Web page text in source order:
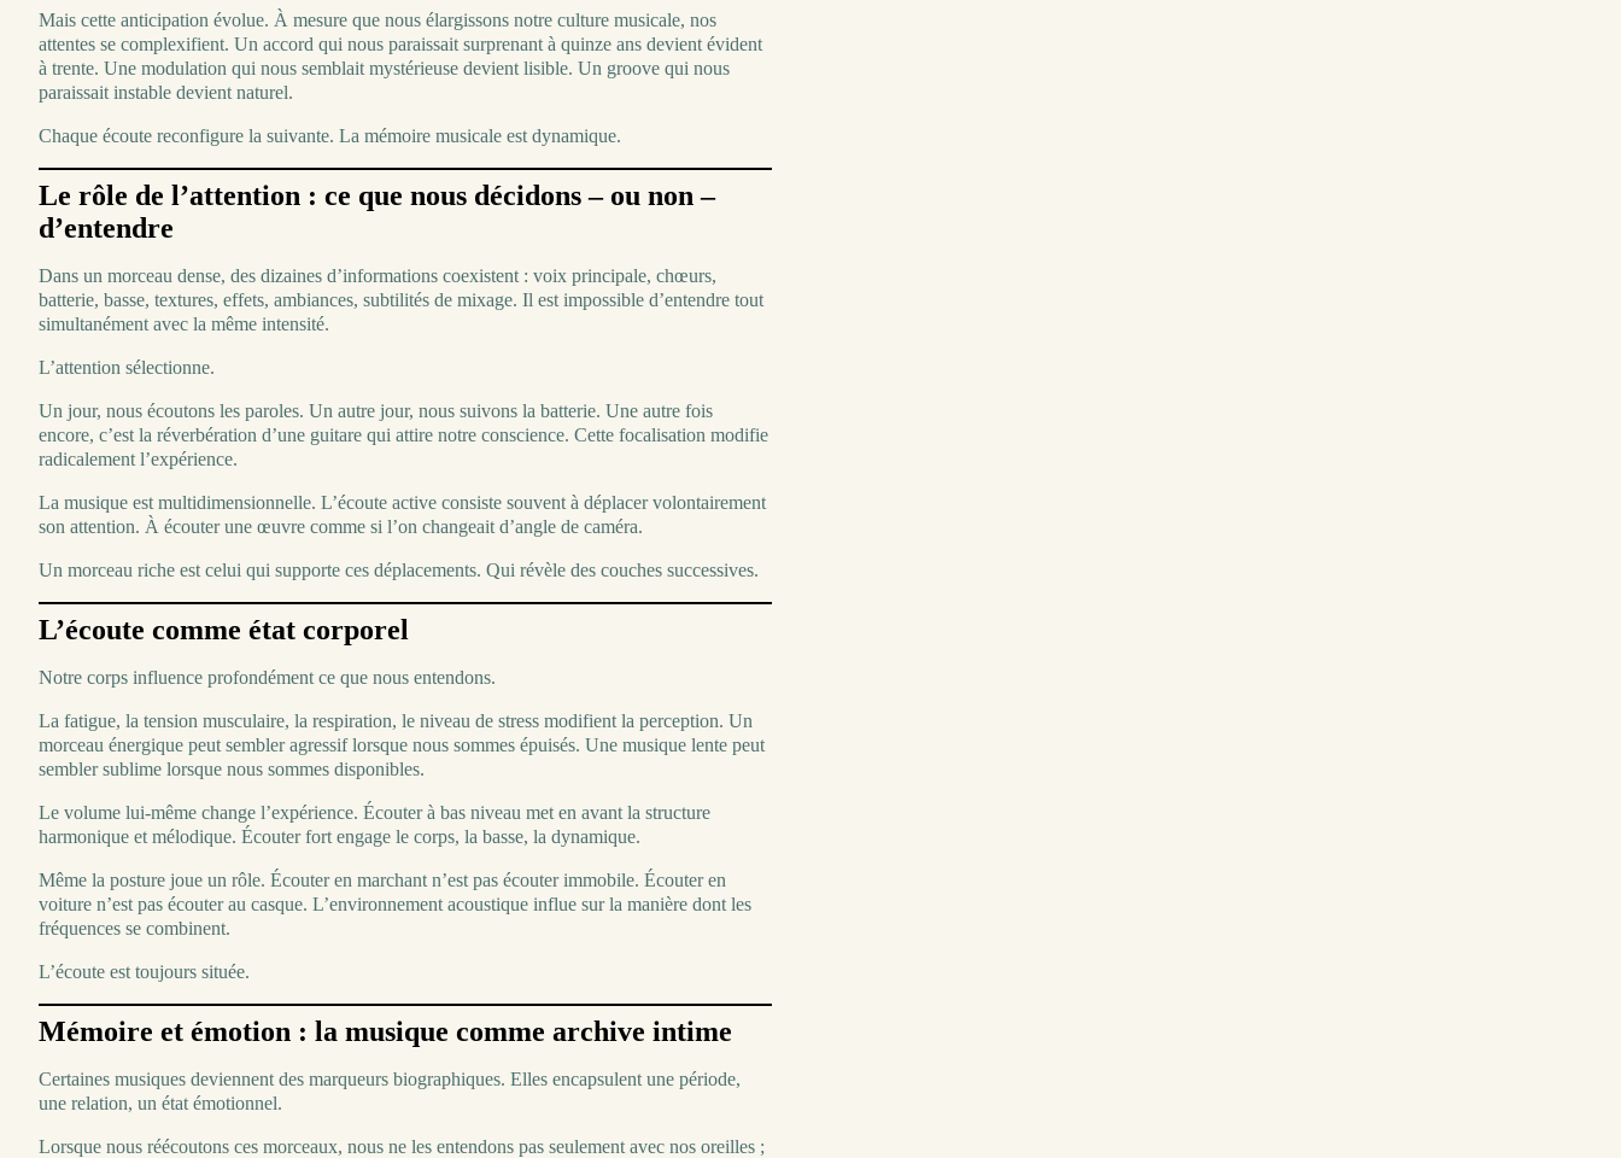
Mais cette anticipation évolue. À mesure que nous élargissons notre culture musicale, nos
attentes se complexifient. Un accord qui nous paraissait surprenant à quinze ans devient évident
à trente. Une modulation qui nous semblait mystérieuse devient lisible. Un groove qui nous
paraissait instable devient naturel.
Chaque écoute reconfigure la suivante. La mémoire musicale est dynamique.
Le rôle de l’attention : ce que nous décidons – ou non –
d’entendre
Dans un morceau dense, des dizaines d’informations coexistent : voix principale, chœurs,
batterie, basse, textures, effets, ambiances, subtilités de mixage. Il est impossible d’entendre tout
simultanément avec la même intensité.
L’attention sélectionne.
Un jour, nous écoutons les paroles. Un autre jour, nous suivons la batterie. Une autre fois
encore, c’est la réverbération d’une guitare qui attire notre conscience. Cette focalisation modifie
radicalement l’expérience.
La musique est multidimensionnelle. L’écoute active consiste souvent à déplacer volontairement
son attention. À écouter une œuvre comme si l’on changeait d’angle de caméra.
Un morceau riche est celui qui supporte ces déplacements. Qui révèle des couches successives.
L’écoute comme état corporel
Notre corps influence profondément ce que nous entendons.
La fatigue, la tension musculaire, la respiration, le niveau de stress modifient la perception. Un
morceau énergique peut sembler agressif lorsque nous sommes épuisés. Une musique lente peut
sembler sublime lorsque nous sommes disponibles.
Le volume lui-même change l’expérience. Écouter à bas niveau met en avant la structure
harmonique et mélodique. Écouter fort engage le corps, la basse, la dynamique.
Même la posture joue un rôle. Écouter en marchant n’est pas écouter immobile. Écouter en
voiture n’est pas écouter au casque. L’environnement acoustique influe sur la manière dont les
fréquences se combinent.
L’écoute est toujours située.
Mémoire et émotion : la musique comme archive intime
Certaines musiques deviennent des marqueurs biographiques. Elles encapsulent une période,
une relation, un état émotionnel.
Lorsque nous réécoutons ces morceaux, nous ne les entendons pas seulement avec nos oreilles ;